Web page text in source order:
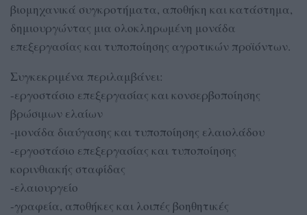
βιομηχανικά συγκροτήματα, αποθήκη και κατάστημα,
δημιουργώντας μια ολοκληρωμένη μονάδα
επεξεργασίας και τυποποίησης αγροτικών προϊόντων.
Συγκεκριμένα περιλαμβάνει:
-εργοστάσιο επεξεργασίας και κονσερβοποίησης
βρώσιμων ελαίων
-μονάδα διαύγασης και τυποποίησης ελαιολάδου
-εργοστάσιο επεξεργασίας και τυποποίησης
κορινθιακής σταφίδας
-ελαιουργείο
-γραφεία, αποθήκες και λοιπές βοηθητικές